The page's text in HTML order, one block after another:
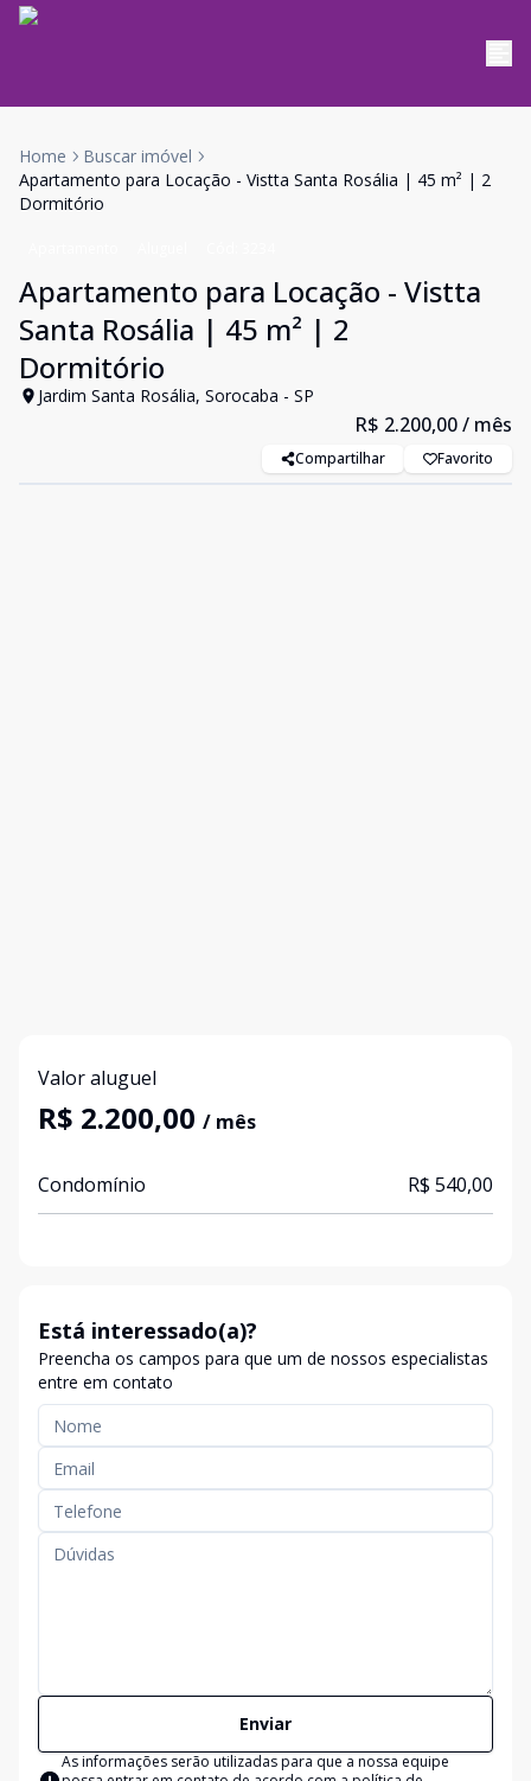
Home
Buscar imóvel
Apartamento para Locação - Vistta Santa Rosália | 45 m² | 2
Dormitório
Apartamento para Locação - Vistta
Santa Rosália | 45 m² | 2
Dormitório
Jardim Santa Rosália, Sorocaba - SP
R$ 2.200,00/ mês
Compartilhar Favorito
Valor aluguel
R$ 2.200,00 / mês
Condomínio R$ 540,00
Está interessado(a)?
Preencha os campos para que um de nossos especialistas
entre em contato
Enviar
As informações serão utilizadas para que a nossa equipe